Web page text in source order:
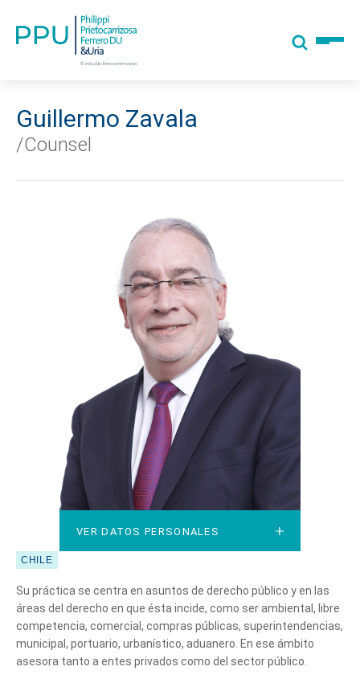
Guillermo Zavala
/Counsel
VER DATOS PERSONALES
VER DATOS PERSONALES
CHILE
Su práctica se centra en asuntos de derecho público y en las
áreas del derecho en que ésta incide, como ser ambiental, libre
competencia, comercial, compras públicas, superintendencias,
municipal, portuario, urbanístico, aduanero. En ese ámbito
asesora tanto a entes privados como del sector público.